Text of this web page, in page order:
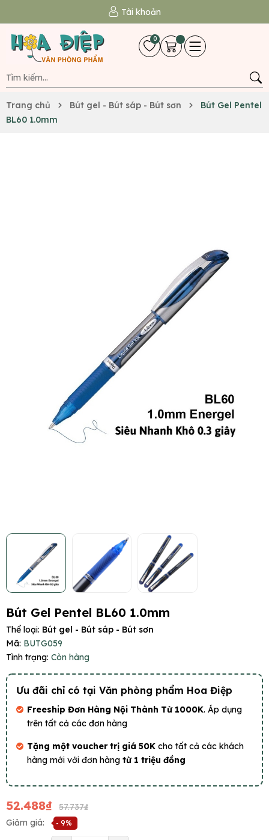
Tài khoản
0
Trang chủ Bút gel - Bút sáp - Bút sơn
Bút Gel Pentel
BL60 1.0mm
Bút Gel Pentel BL60 1.0mm
Thể loại: Bút gel - Bút sáp - Bút sơn
Mã: BUTG059
Tình trạng: Còn hàng
Ưu đãi chỉ có tại Văn phòng phẩm Hoa Điệp
Freeship Đơn Hàng Nội Thành Từ 1000K. Áp dụng
trên tất cả các đơn hàng
Tặng một voucher trị giá 50K cho tất cả các khách
hàng mới với đơn hàng từ 1 triệu đồng
52.488₫
57.737₫
Giảm giá:
- 9%